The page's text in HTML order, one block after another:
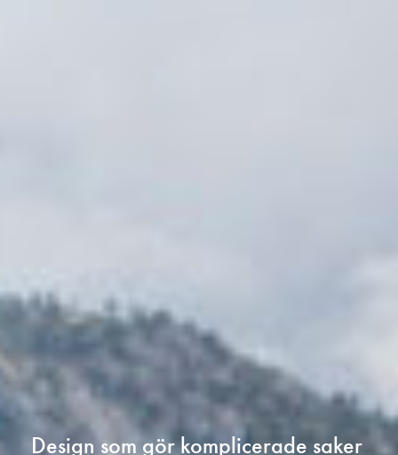
Design som gör komplicerade saker